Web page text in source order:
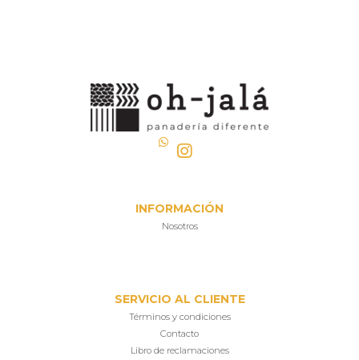
INFORMACIÓN
Nosotros
SERVICIO AL CLIENTE
Términos y condiciones
Contacto
Libro de reclamaciones